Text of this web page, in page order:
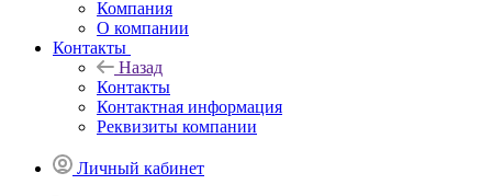
Компания
О компании
Контакты
Назад
Контакты
Контактная информация
Реквизиты компании
Личный кабинет